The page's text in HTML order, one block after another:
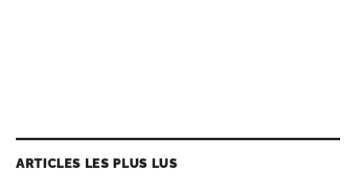
ARTICLES LES PLUS LUS